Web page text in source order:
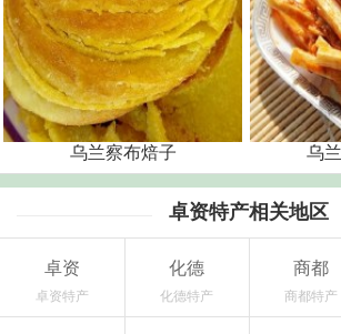
乌兰察布焙子 乌
卓资特产相关地区
卓资
卓资特产
化德
化德特产
商都
商都特产